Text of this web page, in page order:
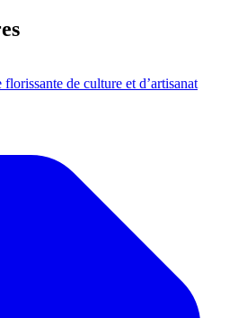
de culture et d’artisanat